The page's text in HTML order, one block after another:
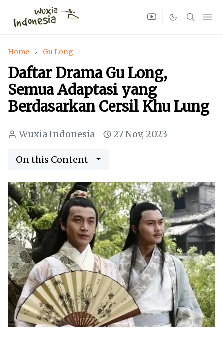
Home Gu Long
Daftar Drama Gu Long,
Semua Adaptasi yang
Berdasarkan Cersil Khu Lung
Wuxia Indonesia 27 Nov, 2023
On this Content